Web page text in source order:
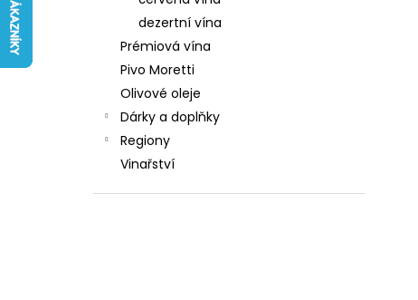
dezertní vína
Prémiová vína
Pivo Moretti
Olivové oleje
Dárky a doplňky
Regiony
Vinařství
242 Kč